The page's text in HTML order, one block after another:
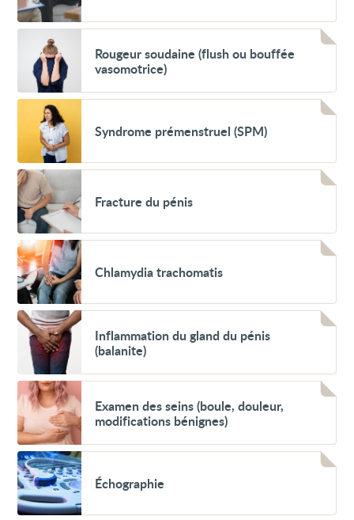
Rougeur
soudaine
(flush
bouffée
vasomotrice)
Rougeur soudaine (flush ou bouffée
vasomotrice)
Voir
Syndrome
prémenstruel
(SPM)
Syndrome prémenstruel (SPM)
Voir
Fracture
du
pénis
Fracture du pénis
Voir
Chlamydia
trachomatis
Chlamydia trachomatis
Voir
Inflammation
du
gland
pénis
(balanite)
Inflammation du gland du pénis
(balanite)
Voir
Examen
des
seins
(boule,
douleur,
modifications
bénignes)
Examen des seins (boule, douleur,
modifications bénignes)
Voir
Échographie
Échographie